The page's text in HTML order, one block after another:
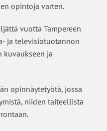
opintoja varten.
vuotta Tampereen
ja televisiotuotannon
kuvaukseen ja
opinnäytetyötä, jossa
niiden taiteellista